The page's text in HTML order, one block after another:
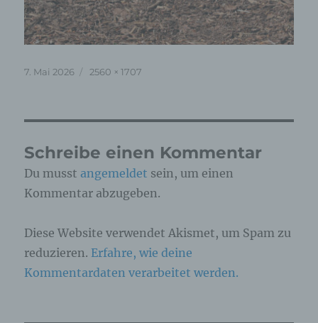
Veröffentlicht
7. Mai 2026 Originalgröße
2560 × 1707
Schreibe einen Kommentar
Du musst angemeldet sein, um einen
Kommentar abzugeben.
Diese Website verwendet Akismet, um Spam zu
reduzieren. Erfahre, wie deine
Kommentardaten verarbeitet werden.